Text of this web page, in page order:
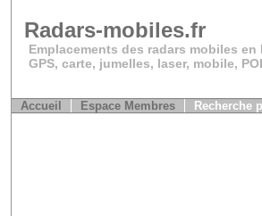
Radars-mobiles.fr
Emplacements des radars mobiles en
GPS, carte, jumelles, laser, mobile,
Accueil Espace Membres Recherche